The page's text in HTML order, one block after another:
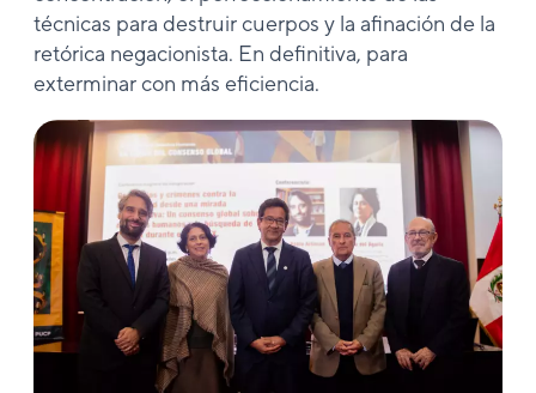
técnicas para destruir cuerpos y la afinación de la
retórica negacionista. En definitiva, para
exterminar con más eficiencia.